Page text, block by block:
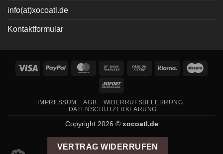
info(at)xocoatl.de
Kontaktformular
Visa PayPal MasterCardBank
Cash
Klarna
Sofort
IMPRESSUM AGB
WIDERRUFSBELEHRUNG
DATENSCHUTZERKLÄRUNG
Copyright 2026 © xocoatl.de
VERTRAG WIDERRUFEN